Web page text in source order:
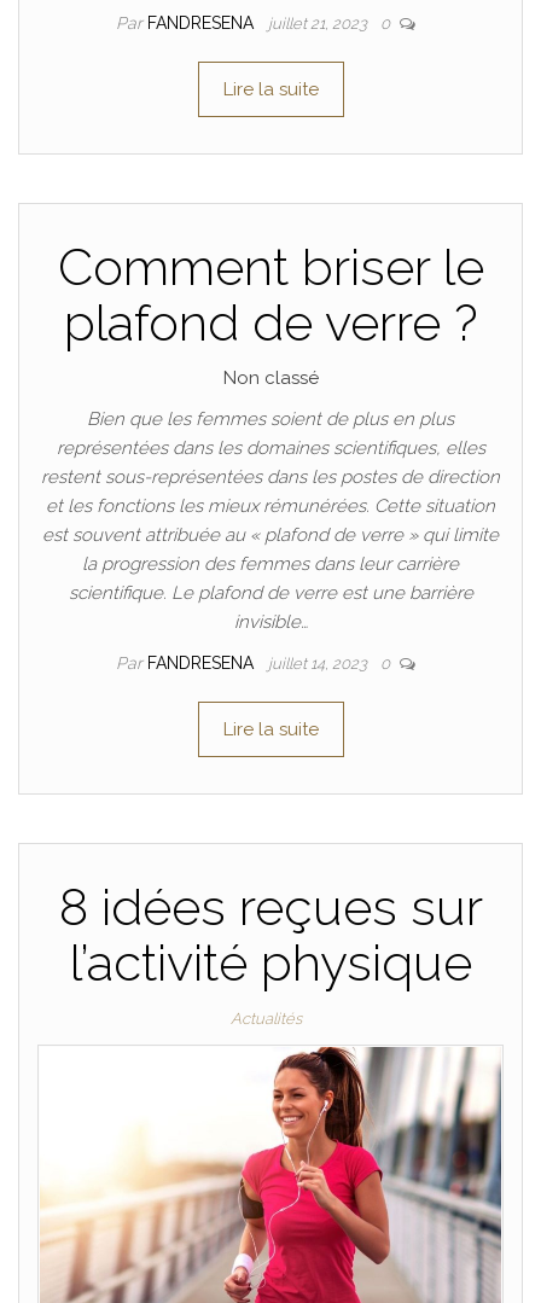
Par FANDRESENA juillet 21, 2023 0
Lire la suite
Comment briser le
plafond de verre ?
Non classé
Bien que les femmes soient de plus en plus
représentées dans les domaines scientifiques, elles
restent sous-représentées dans les postes de direction
et les fonctions les mieux rémunérées. Cette situation
est souvent attribuée au « plafond de verre » qui limite
la progression des femmes dans leur carrière
scientifique. Le plafond de verre est une barrière
invisible…
Par FANDRESENA juillet 14, 2023 0
Lire la suite
8 idées reçues sur
l’activité physique
Actualités